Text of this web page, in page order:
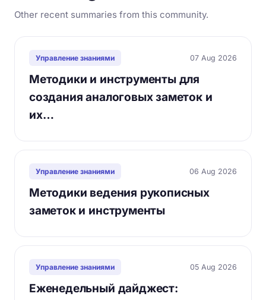
Other recent summaries from this community.
Управление знаниями 07 Aug 2026
Методики и инструменты для
создания аналоговых заметок и
их…
Управление знаниями 06 Aug 2026
Методики ведения рукописных
заметок и инструменты
Управление знаниями 05 Aug 2026
Еженедельный дайджест: